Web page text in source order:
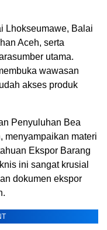
Lhokseumawe, Balai
Aceh, serta
utama.
wawasan
akses produk
Penyuluhan Bea
menyampaikan materi
Ekspor Barang
ini sangat krusial
dokumen ekspor